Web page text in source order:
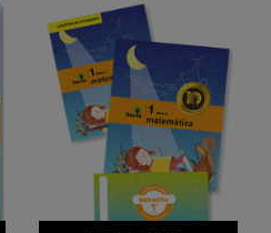
VER DETALLES